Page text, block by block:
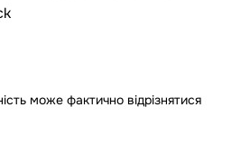
може фактично відрізнятися